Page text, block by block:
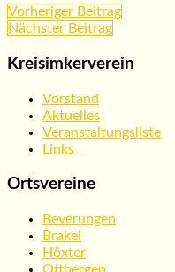
Beitragsnavigation
Vorheriger Beitrag
Nächster Beitrag
Kreisimkerverein
Vorstand
Aktuelles
Veranstaltungsliste
Links
Ortsvereine
Beverungen
Brakel
Höxter